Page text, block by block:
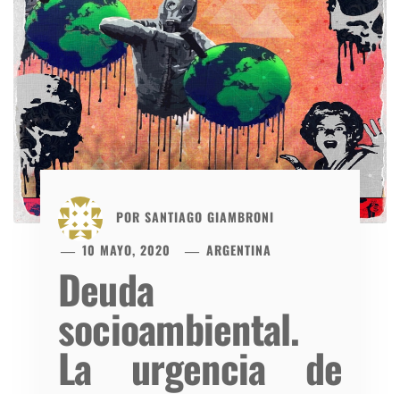
POR SANTIAGO GIAMBRONI
10 MAYO, 2020
ARGENTINA
Deuda
socioambiental.
La urgencia de